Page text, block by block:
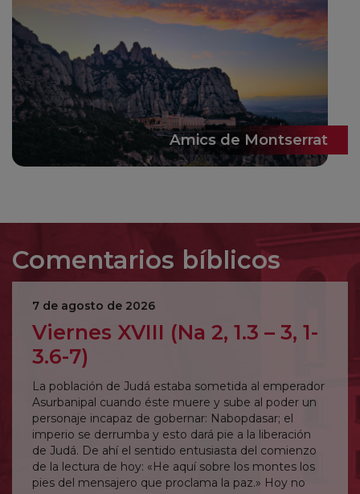
Amics de Montserrat
Comentarios bíblicos
7 de agosto de 2026
Viernes XVIII (Na 2, 1.3 – 3, 1-
3.6-7)
La población de Judá estaba sometida al emperador
Asurbanipal cuando éste muere y sube al poder un
personaje incapaz de gobernar: Nabopdasar; el
imperio se derrumba y esto dará pie a la liberación
de Judá. De ahí el sentido entusiasta del comienzo
de la lectura de hoy: «He aquí sobre los montes los
pies del mensajero que proclama la paz.» Hoy no